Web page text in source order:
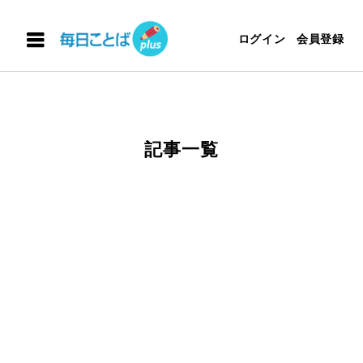
ログイン 会員登録
記事一覧